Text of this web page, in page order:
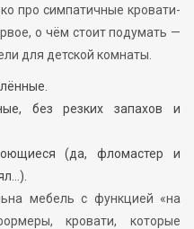
про симпатичные кровати-
о чём стоит подумать —
для детской комнаты.
без резких запахов и
(да, фломастер и
мебель с функцией «на
кровати, которые